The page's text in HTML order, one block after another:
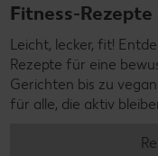
Fitness-Rezepte
Leicht, lecker, fit!
Rezepte für eine
Gerichten bis zu
für alle, die aktiv